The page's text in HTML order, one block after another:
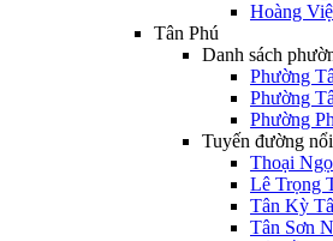
Hoàng
Tân Phú
Danh sách
Phường
Phường
Phường
Tuyến đường
Thoại
Lê Trọng
Tân Kỳ
Tân Sơn